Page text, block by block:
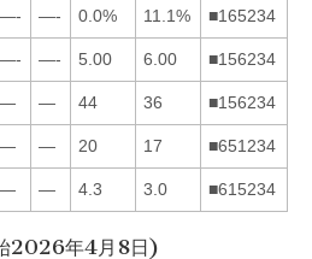
—- —- 0.0% 11.1% ■165234
—- —- 5.00 6.00 ■156234
— — 44 36 ■156234
— — 20 17 ■651234
— — 4.3 3.0 ■615234
2026年4月8日)